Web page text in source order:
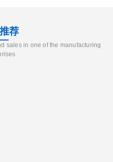
荐
sales in one of the manufacturing